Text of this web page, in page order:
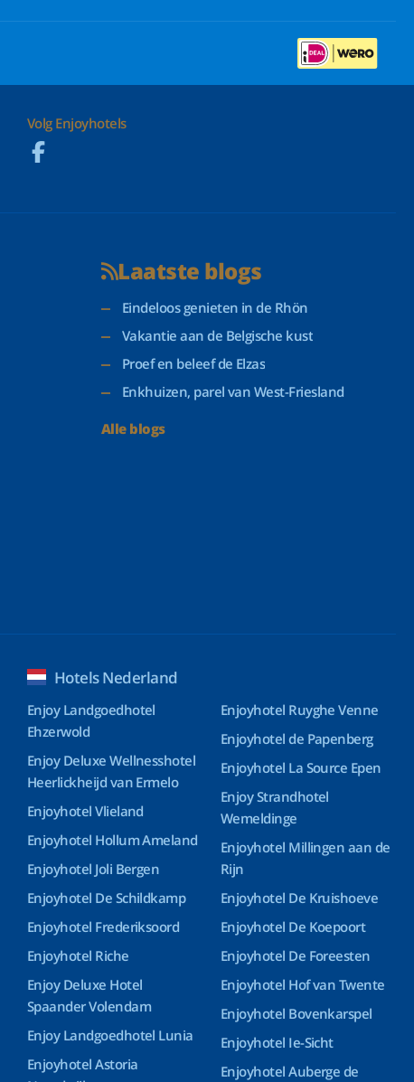
Volg Enjoyhotels
Laatste blogs
Eindeloos genieten in de Rhön
Vakantie aan de Belgische kust
Proef en beleef de Elzas
Enkhuizen, parel van West-Friesland
Alle blogs
Hotels Nederland
Enjoy Landgoedhotel
Ehzerwold
Enjoy Deluxe Wellnesshotel
Heerlickheijd van Ermelo
Enjoyhotel Vlieland
Enjoyhotel Hollum Ameland
Enjoyhotel Joli Bergen
Enjoyhotel De Schildkamp
Enjoyhotel Frederiksoord
Enjoyhotel Riche
Enjoy Deluxe Hotel
Spaander Volendam
Enjoy Landgoedhotel Lunia
Enjoyhotel Astoria
Enjoyhotel Ruyghe Venne
Enjoyhotel de Papenberg
Enjoyhotel La Source Epen
Enjoy Strandhotel
Wemeldinge
Enjoyhotel Millingen aan de
Rijn
Enjoyhotel De Kruishoeve
Enjoyhotel De Koepoort
Enjoyhotel De Foreesten
Enjoyhotel Hof van Twente
Enjoyhotel Bovenkarspel
Enjoyhotel Ie-Sicht
Enjoyhotel Auberge de